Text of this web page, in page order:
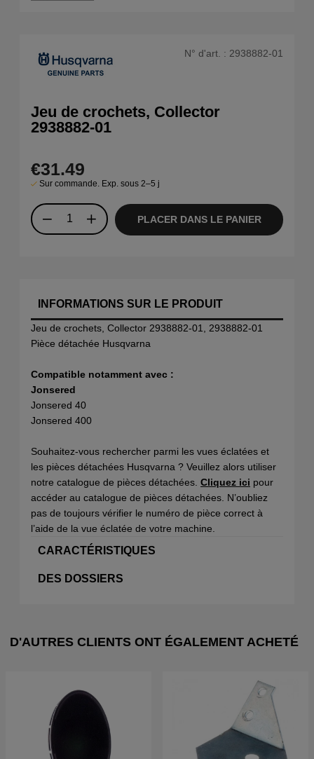
N° d'art. : 2938882-01
Jeu de crochets, Collector
2938882-01
€31.49
Sur commande. Exp. sous 2–5 j
PLACER DANS LE PANIER
INFORMATIONS SUR LE PRODUIT
Jeu de crochets, Collector 2938882-01, 2938882-01
Pièce détachée Husqvarna
Compatible notamment avec :
Jonsered
Jonsered 40
Jonsered 400
Souhaitez-vous rechercher parmi les vues éclatées et
les pièces détachées Husqvarna ? Veuillez alors utiliser
notre catalogue de pièces détachées. Cliquez ici pour
accéder au catalogue de pièces détachées. N’oubliez
pas de toujours vérifier le numéro de pièce correct à
l’aide de la vue éclatée de votre machine.
CARACTÉRISTIQUES
DES DOSSIERS
D'AUTRES CLIENTS ONT ÉGALEMENT ACHETÉ